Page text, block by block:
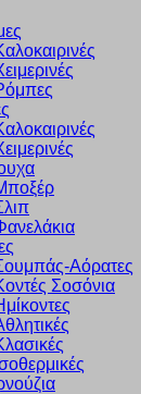
Αόρατες
Σοσόνια